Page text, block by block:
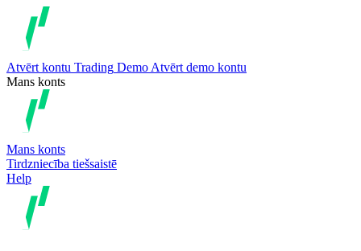
Atvērt kontu Trading Demo Atvērt demo kontu
Mans konts
Mans konts
Tirdzniecība tiešsaistē
Help